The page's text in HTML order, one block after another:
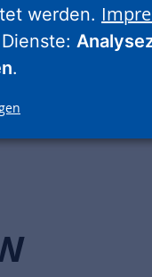
wir einen
werden.
.